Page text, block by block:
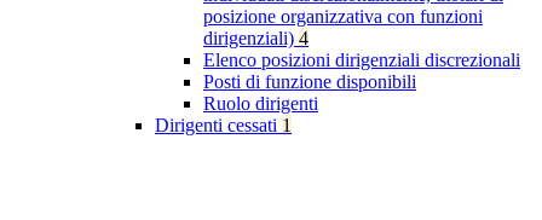
posizione organizzativa con funzioni
dirigenziali) 4
Elenco posizioni dirigenziali discrezionali
Posti di funzione disponibili
Ruolo dirigenti
Dirigenti cessati 1